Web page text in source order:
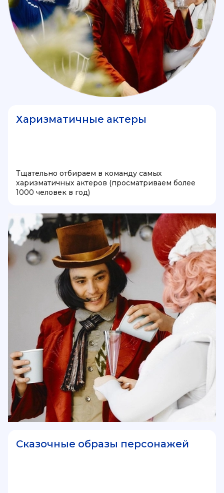
Харизматичные актеры
Тщательно отбираем в команду самых
харизматичных актеров (просматриваем более
1000 человек в год)
Сказочные образы персонажей